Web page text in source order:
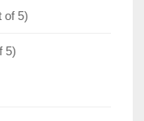
of 5)
5)